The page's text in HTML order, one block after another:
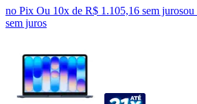
no Pix Ou 10x de R$ 1.105,16 sem jurosou
sem juros